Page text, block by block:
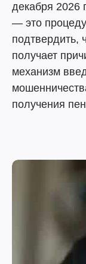
декабря 2026
— это
подтвердить,
получает
механизм
получения